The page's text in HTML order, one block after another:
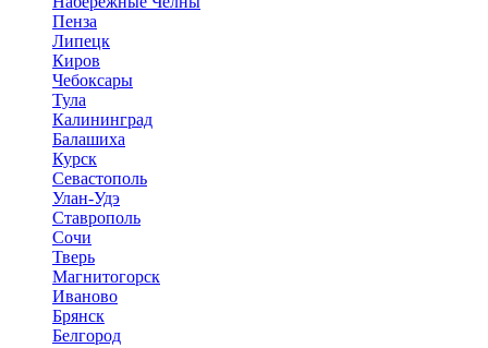
Пенза
Липецк
Киров
Чебоксары
Тула
Калининград
Балашиха
Курск
Севастополь
Улан-Удэ
Ставрополь
Сочи
Тверь
Магнитогорск
Иваново
Брянск
Белгород